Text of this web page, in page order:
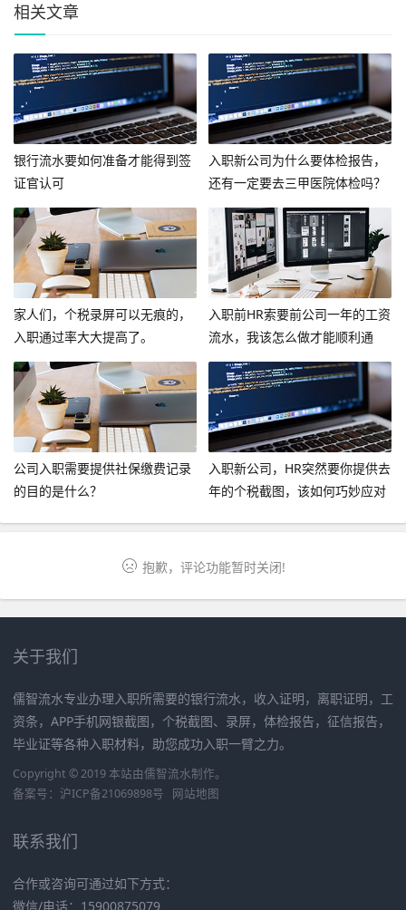
相关文章
银行流水要如何准备才能得到签
证官认可
入职新公司为什么要体检报告，
还有一定要去三甲医院体检吗？
家人们，个税录屏可以无痕的，
入职通过率大大提高了。
入职前HR索要前公司一年的工资
流水，我该怎么做才能顺利通
过？
公司入职需要提供社保缴费记录
的目的是什么？
入职新公司，HR突然要你提供去
年的个税截图，该如何巧妙应对
抱歉，评论功能暂时关闭!
关于我们
儒智流水专业办理入职所需要的银行流水，收入证明，离职证明，工
资条，APP手机网银截图，个税截图、录屏，体检报告，征信报告，
毕业证等各种入职材料，助您成功入职一臂之力。
Copyright © 2019 本站由儒智流水制作。
备案号： 沪ICP备21069898号 网站地图
联系我们
合作或咨询可通过如下方式：
微信/电话：15900875079